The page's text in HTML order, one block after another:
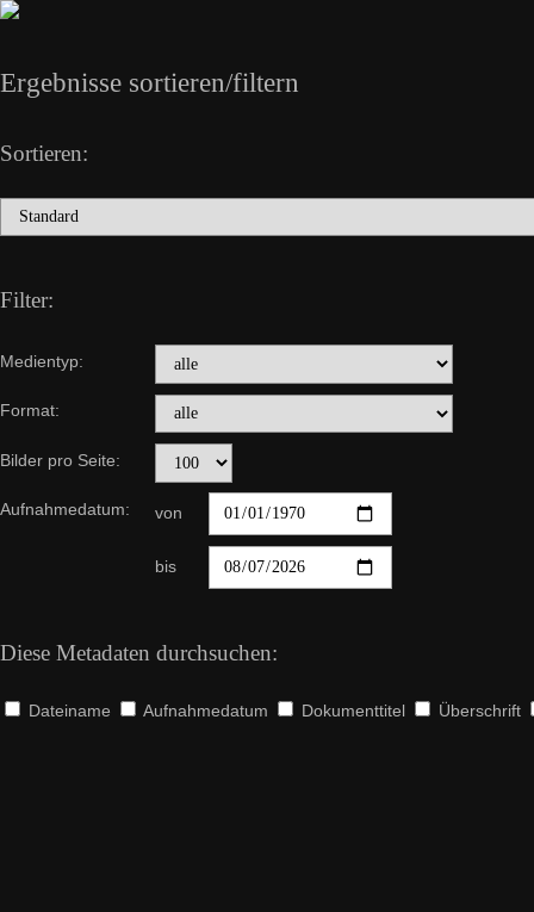
Ergebnisse sortieren/filtern
Sortieren:
Filter:
Medientyp:
Format:
Bilder pro Seite:
Aufnahmedatum: von
bis
Diese Metadaten durchsuchen:
Dateiname Aufnahmedatum Dokumenttitel Überschrift